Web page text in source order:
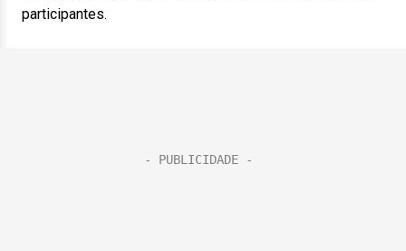
participantes.